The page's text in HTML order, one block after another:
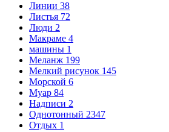
Линии 38
Листья 72
Люди 2
Макраме 4
машины 1
Меланж 199
Мелкий рисунок 145
Морской 6
Муар 84
Надписи 2
Однотонный 2347
Отдых 1